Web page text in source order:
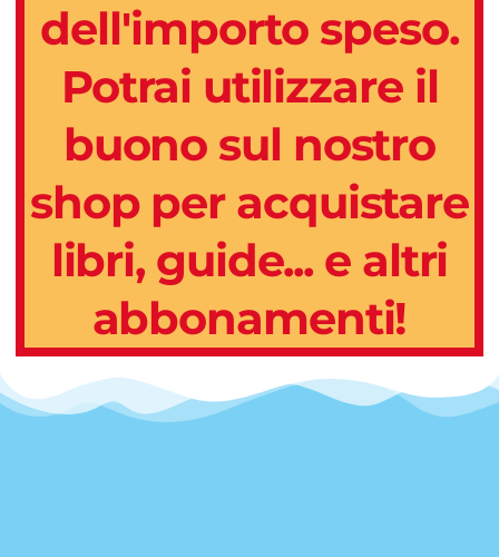
dell'importo speso.
Potrai utilizzare il
buono sul nostro
shop per acquistare
libri, guide... e altri
abbonamenti!